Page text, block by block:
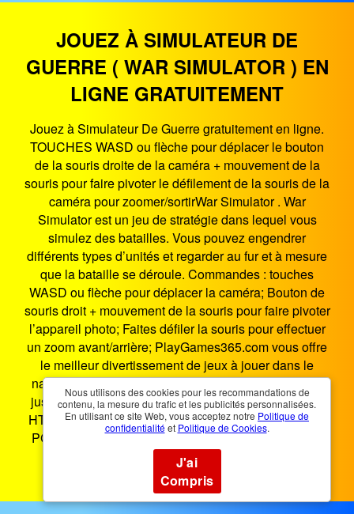
JOUEZ À SIMULATEUR DE
GUERRE ( WAR SIMULATOR ) EN
LIGNE GRATUITEMENT
Jouez à Simulateur De Guerre gratuitement en ligne.
TOUCHES WASD ou flèche pour déplacer le bouton
de la souris droite de la caméra + mouvement de la
souris pour faire pivoter le défilement de la souris de la
caméra pour zoomer/sortirWar Simulator . War
Simulator est un jeu de stratégie dans lequel vous
simulez des batailles. Vous pouvez engendrer
différents types d’unités et regarder au fur et à mesure
que la bataille se déroule. Commandes : touches
WASD ou flèche pour déplacer la caméra; Bouton de
souris droit + mouvement de la souris pour faire pivoter
l’appareil photo; Faites défiler la souris pour effectuer
un zoom avant/arrière; PlayGames365.com vous offre
le meilleur divertissement de jeux à jouer dans le
navigateur, le plus distribué depuis les années 2000
jusqu'à maintenant. Simulateur De Guerre est un jeu
HTML5 qui fonctionne sur les smartphones, tablettes,
PC et Smart TV. Vous pouvez jouer à Simulateur De
Guerre n'importe où, n'importe quand.
Nous utilisons des cookies pour les recommandations de
contenu, la mesure du trafic et les publicités personnalisées.
En utilisant ce site Web, vous acceptez notre Politique de
confidentialitéet Politique de Cookies.
J'ai
Compris